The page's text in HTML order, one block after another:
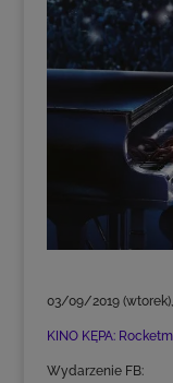
03/09/2019 (wtorek),
KINO KĘPA:
Wydarzenie FB: